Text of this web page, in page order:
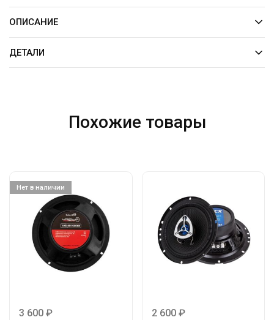
ОПИСАНИЕ
ДЕТАЛИ
Похожие товары
Нет в наличии
3 600 ₽ 2 600 ₽